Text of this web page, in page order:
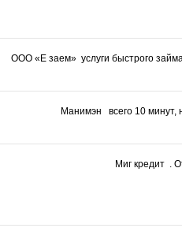
ООО «Е заем» услуги быстрого
Манимэн всего 10 минут,
Миг кредит .